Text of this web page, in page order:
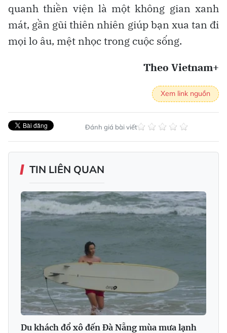
quanh thiền viện là một không gian xanh
mát, gần gũi thiên nhiên giúp bạn xua tan đi
mọi lo âu, mệt nhọc trong cuộc sống.
Theo Vietnam+
Xem link nguồn
Đánh giá bài viết
TIN LIÊN QUAN
Du khách đổ xô đến Đà Nẵng mùa mưa lạnh